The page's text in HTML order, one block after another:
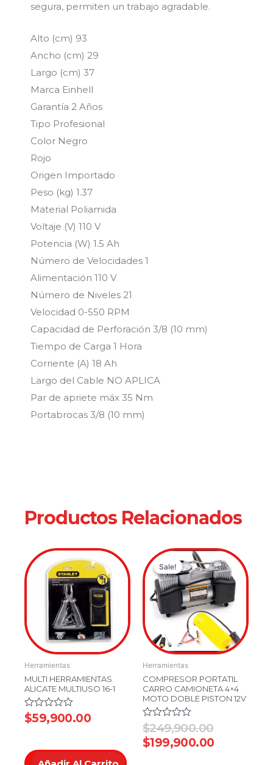
segura, permiten un trabajo agradable.
Alto (cm) 93
Ancho (cm) 29
Largo (cm) 37
Marca Einhell
Garantía 2 Años
Tipo Profesional
Color Negro
Rojo
Origen Importado
Peso (kg) 1.37
Material Poliamida
Voltaje (V) 110 V
Potencia (W) 1.5 Ah
Número de Velocidades 1
Alimentación 110 V
Número de Niveles 21
Velocidad 0-550 RPM
Capacidad de Perforación 3/8 (10 mm)
Tiempo de Carga 1 Hora
Corriente (A) 18 Ah
Largo del Cable NO APLICA
Par de apriete máx 35 Nm
Portabrocas 3/8 (10 mm)
Productos Relacionados
Herramientas
MULTI HERRAMIENTAS
ALICATE MULTIUSO 16-1
Valorado
en
5
$59,900.00
Sale!
Sale!
Herramientas
COMPRESOR PORTATIL
CARRO CAMIONETA 4×4
MOTO DOBLE PISTON 12V
Valorado
en
0
$249,900.00
Original
price
was:
$199,900.00
Current
price
is: